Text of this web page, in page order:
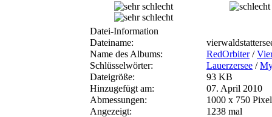
Datei-Information
Dateiname:
Name des Albums:
RedOrbiter/
Schlüsselwörter:
Lauerzersee /
Dateigröße:
93 KB
Hinzugefügt am:
07. April 2010
Abmessungen:
1000 x 750 Pixel
Angezeigt:
1238 mal